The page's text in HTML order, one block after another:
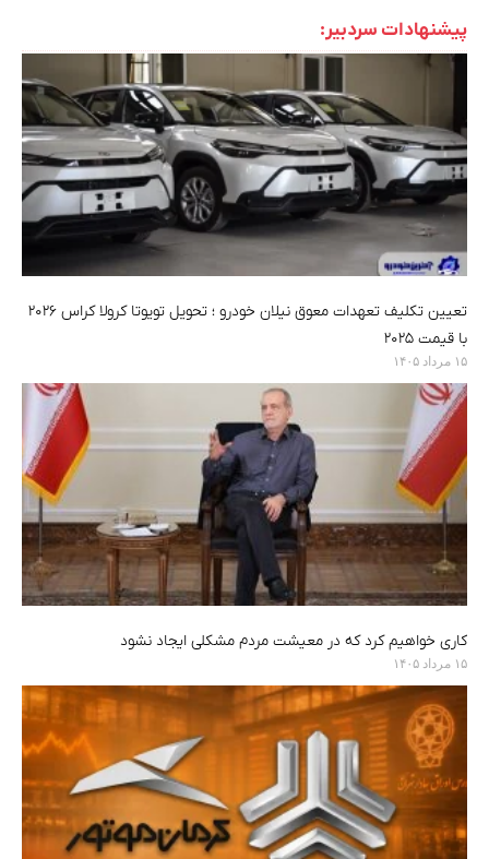
پیشنهادات سردبیر:
تعیین تکلیف تعهدات معوق نیلان خودرو ؛ تحویل تویوتا کرولا کراس ۲۰۲۶
با قیمت ۲۰۲۵
۱۵ مرداد ۱۴۰۵
کاری خواهیم کرد که در معیشت مردم مشکلی ایجاد نشود
۱۵ مرداد ۱۴۰۵